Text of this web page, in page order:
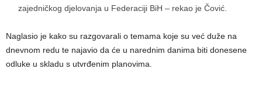
zajedničkog djelovanja u Federaciji BiH – rekao je Čović.
Naglasio je kako su razgovarali o temama koje su već duže na
dnevnom redu te najavio da će u narednim danima biti donesene
odluke u skladu s utvrđenim planovima.